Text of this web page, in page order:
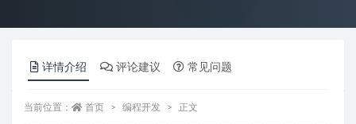
详情介绍 评论建议 常见问题
当前位置： 首页 编程开发 正文